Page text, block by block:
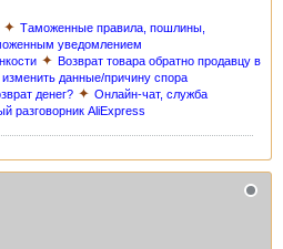
✦ Таможенные правила, пошлины,
уведомлением
✦ Возврат товара обратно продавцу в
данные/причину спора
денег? ✦ Онлайн-чат, служба
разговорник AliExpress